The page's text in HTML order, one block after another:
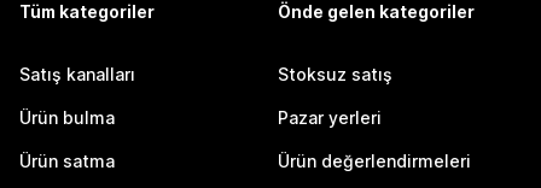
Tüm kategoriler
Satış kanalları
Ürün bulma
Ürün satma
Önde gelen kategoriler
Stoksuz satış
Pazar yerleri
Ürün değerlendirmeleri